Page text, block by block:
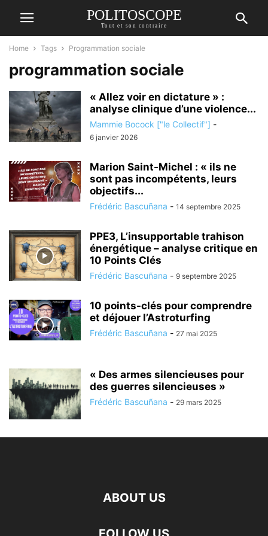
POLITOSCOPE
Tout et son contraire
Home Tags Programmation sociale
programmation sociale
« Allez voir en dictature » :
analyse clinique d’une violence...
Mammie Bocock ["le Collectif"] -
6 janvier 2026
Marion Saint-Michel : « ils ne
sont pas incompétents, leurs
objectifs...
Frédéric Bascuñana - 14 septembre 2025
PPE3, L’insupportable trahison
énergétique – analyse critique en
10 Points Clés
Frédéric Bascuñana - 9 septembre 2025
10 points-clés pour comprendre
et déjouer l’Astroturfing
Frédéric Bascuñana - 27 mai 2025
« Des armes silencieuses pour
des guerres silencieuses »
Frédéric Bascuñana - 29 mars 2025
ABOUT US